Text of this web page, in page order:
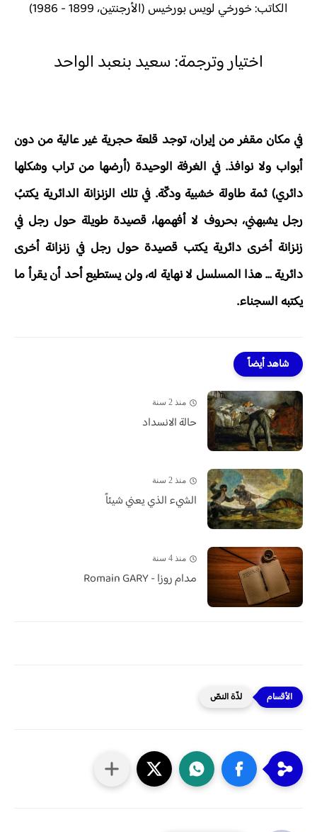
الكاتب: خورخي لويس بورخيس (الأرجنتين، 1899 - 1986)
اختيار وترجمة: سعيد بنعبد الواحد
في مكان مقفر من إيران، توجد قلعة حجرية غير عالية من دون
أبواب ولا نوافذ. في الغرفة الوحيدة (أرضها من تراب وشكلها
دائري) ثمة طاولة خشبية ودكّة. في تلك الزنزانة الدائرية يكتبُ
رجل يشبهني، بحروف لا أفهمها، قصيدة طويلة حول رجل في
زنزانة أخرى دائرية يكتب قصيدة حول رجل في زنزانة أخرى
دائرية ... هذا المسلسل لا نهاية له، ولن يستطيع أحد أن يقرأ ما
يكتبه السجناء.
شاهد أيضاً
منذ 2 سنة
حالة الانسداد
منذ 2 سنة
الشيء الذي يعني شيئاً
منذ 4 سنة
مدام روزا - Romain GARY
لذّة النصّ